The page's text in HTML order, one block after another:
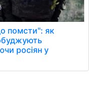
помсти": як
росіян у